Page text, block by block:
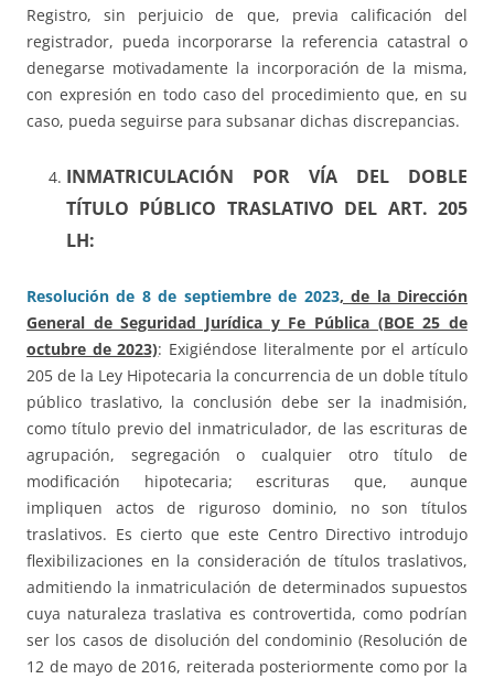
Registro, sin perjuicio de que, previa calificación del
registrador, pueda incorporarse la referencia catastral o
denegarse motivadamente la incorporación de la misma,
con expresión en todo caso del procedimiento que, en su
caso, pueda seguirse para subsanar dichas discrepancias.
INMATRICULACIÓN POR VÍA DEL DOBLE
TÍTULO PÚBLICO TRASLATIVO DEL ART. 205
LH:
Resolución de 8 de septiembre de 2023, de la Dirección
General de Seguridad Jurídica y Fe Pública (BOE 25 de
octubre de 2023): Exigiéndose literalmente por el artículo
205 de la Ley Hipotecaria la concurrencia de un doble título
público traslativo, la conclusión debe ser la inadmisión,
como título previo del inmatriculador, de las escrituras de
agrupación, segregación o cualquier otro título de
modificación hipotecaria; escrituras que, aunque
impliquen actos de riguroso dominio, no son títulos
traslativos. Es cierto que este Centro Directivo introdujo
flexibilizaciones en la consideración de títulos traslativos,
admitiendo la inmatriculación de determinados supuestos
cuya naturaleza traslativa es controvertida, como podrían
ser los casos de disolución del condominio (Resolución de
12 de mayo de 2016, reiterada posteriormente como por la